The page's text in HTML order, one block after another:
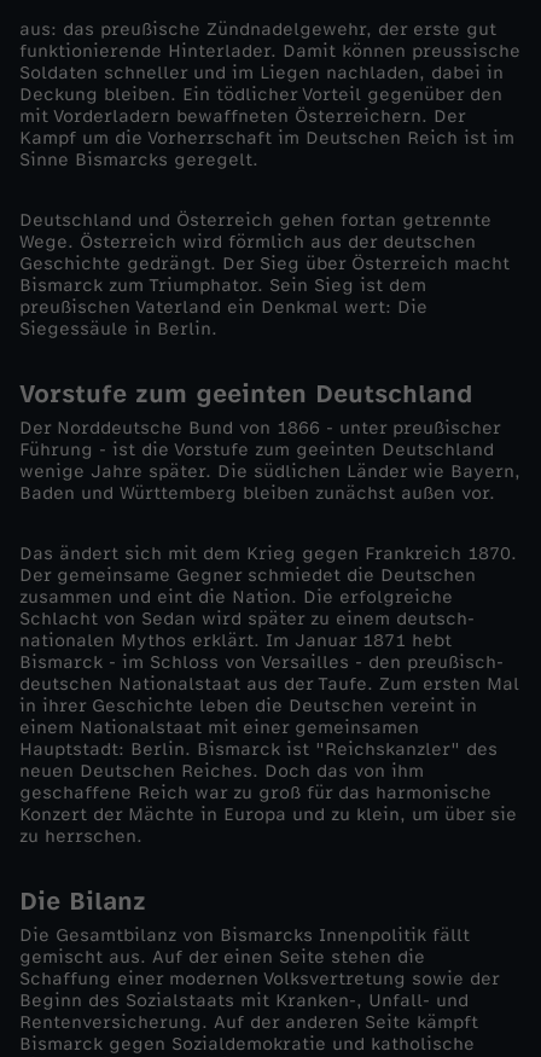
s
c
h
R
e
c
h
aus: das preußische Zündnadelgewehr, der erste gut
funktionierende Hinterlader. Damit können preussische
Soldaten schneller und im Liegen nachladen, dabei in
Deckung bleiben. Ein tödlicher Vorteil gegenüber den
mit Vorderladern bewaffneten Österreichern. Der
Kampf um die Vorherrschaft im Deutschen Reich ist im
Sinne Bismarcks geregelt.
Deutschland und Österreich gehen fortan getrennte
Wege. Österreich wird förmlich aus der deutschen
Geschichte gedrängt. Der Sieg über Österreich macht
Bismarck zum Triumphator. Sein Sieg ist dem
preußischen Vaterland ein Denkmal wert: Die
Siegessäule in Berlin.
Vorstufe zum geeinten Deutschland
Der Norddeutsche Bund von 1866 - unter preußischer
Führung - ist die Vorstufe zum geeinten Deutschland
wenige Jahre später. Die südlichen Länder wie Bayern,
Baden und Württemberg bleiben zunächst außen vor.
Das ändert sich mit dem Krieg gegen Frankreich 1870.
Der gemeinsame Gegner schmiedet die Deutschen
zusammen und eint die Nation. Die erfolgreiche
Schlacht von Sedan wird später zu einem deutsch-
nationalen Mythos erklärt. Im Januar 1871 hebt
Bismarck - im Schloss von Versailles - den preußisch-
deutschen Nationalstaat aus der Taufe. Zum ersten Mal
in ihrer Geschichte leben die Deutschen vereint in
einem Nationalstaat mit einer gemeinsamen
Hauptstadt: Berlin. Bismarck ist "Reichskanzler" des
neuen Deutschen Reiches. Doch das von ihm
geschaffene Reich war zu groß für das harmonische
Konzert der Mächte in Europa und zu klein, um über sie
zu herrschen.
Die Bilanz
Die Gesamtbilanz von Bismarcks Innenpolitik fällt
gemischt aus. Auf der einen Seite stehen die
Schaffung einer modernen Volksvertretung sowie der
Beginn des Sozialstaats mit Kranken-, Unfall- und
Rentenversicherung. Auf der anderen Seite kämpft
Bismarck gegen Sozialdemokratie und katholische